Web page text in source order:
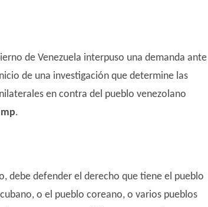
de Venezuela interpuso una demanda ante
de una investigación que determine las
en contra del pueblo venezolano
.
debe defender el derecho que tiene el pueblo
o el pueblo coreano, o varios pueblos